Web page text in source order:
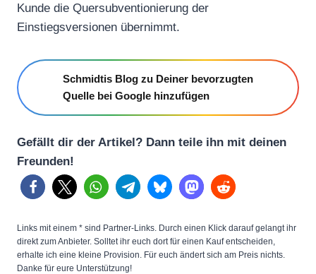
Kunde die Quersubventionierung der
Einstiegsversionen übernimmt.
Schmidtis Blog zu Deiner bevorzugten
Quelle bei Google hinzufügen
Gefällt dir der Artikel? Dann teile ihn mit deinen
Freunden!
Links mit einem * sind Partner-Links. Durch einen Klick darauf gelangt ihr
direkt zum Anbieter. Solltet ihr euch dort für einen Kauf entscheiden,
erhalte ich eine kleine Provision. Für euch ändert sich am Preis nichts.
Danke für eure Unterstützung!